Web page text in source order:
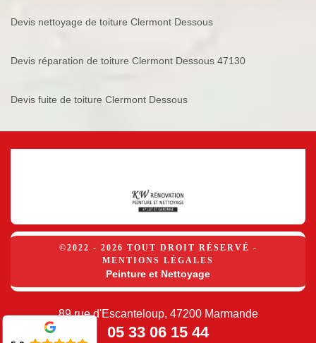
Devis nettoyage de toiture Clermont Dessous
Devis réparation de toiture Clermont Dessous 47130
Devis fuite de toiture Clermont Dessous
©2022 - 2026 TOUT DROIT RÉSERVÉ -
MENTIONS LÉGALES
Peinture et Nettoyage
89 rue d'Escanteloup, 47200 Marmande
05 33 06 15 44